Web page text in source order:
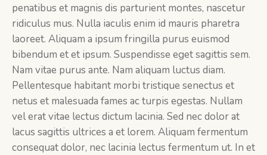
penatibus et magnis dis parturient montes, nascetur
ridiculus mus. Nulla iaculis enim id mauris pharetra
laoreet. Aliquam a ipsum fringilla purus euismod
bibendum et et ipsum. Suspendisse eget sagittis sem.
Nam vitae purus ante. Nam aliquam luctus diam.
Pellentesque habitant morbi tristique senectus et
netus et malesuada fames ac turpis egestas. Nullam
vel erat vitae lectus dictum lacinia. Sed nec dolor at
lacus sagittis ultrices a et lorem. Aliquam fermentum
consequat dolor, nec lacinia lectus fermentum ut. In et